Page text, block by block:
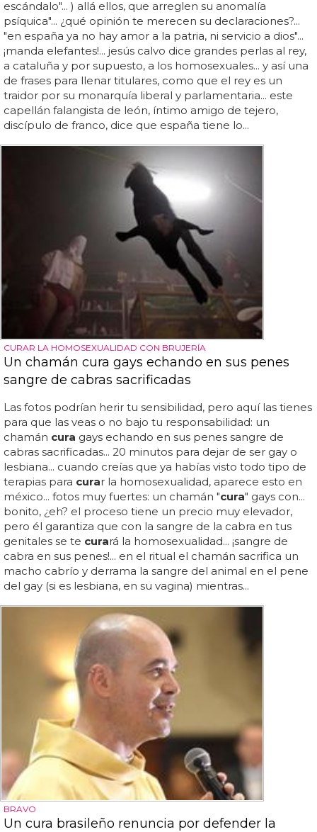
escándalo"... ) allá ellos, que arreglen su anomalía
psíquica"... ¿qué opinión te merecen su declaraciones?...
"en españa ya no hay amor a la patria, ni servicio a dios"...
¡manda elefantes!... jesús calvo dice grandes perlas al rey,
a cataluña y por supuesto, a los homosexuales... y así una
de frases para llenar titulares, como que el rey es un
traidor por su monarquía liberal y parlamentaria... este
capellán falangista de león, íntimo amigo de tejero,
discípulo de franco, dice que españa tiene lo...
CURAR LA HOMOSEXUALIDAD CON BRUJERÍA
Un chamán cura gays echando en sus penes
sangre de cabras sacrificadas
Las fotos podrían herir tu sensibilidad, pero aquí las tienes
para que las veas o no bajo tu responsabilidad: un
chamán cura gays echando en sus penes sangre de
cabras sacrificadas... 20 minutos para dejar de ser gay o
lesbiana... cuando creías que ya habías visto todo tipo de
terapias para curar la homosexualidad, aparece esto en
méxico... fotos muy fuertes: un chamán "cura" gays con...
bonito, ¿eh? el proceso tiene un precio muy elevador,
pero él garantiza que con la sangre de la cabra en tus
genitales se te curará la homosexualidad... ¡sangre de
cabra en sus penes!... en el ritual el chamán sacrifica un
macho cabrío y derrama la sangre del animal en el pene
del gay (si es lesbiana, en su vagina) mientras...
BRAVO
Un cura brasileño renuncia por defender la